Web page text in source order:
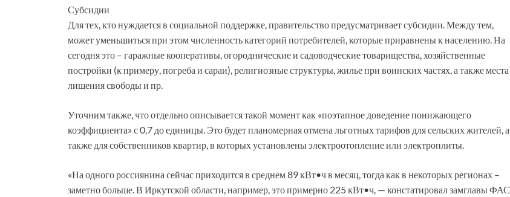
Субсидии
Для тех, кто нуждается в социальной поддержке, правительство предусматривает субсидии. Между тем,
может уменьшиться при этом численность категорий потребителей, которые приравнены к населению. На
сегодня это – гаражные кооперативы, огороднические и садоводческие товарищества, хозяйственные
постройки (к примеру, погреба и сараи), религиозные структуры, жилье при воинских частях, а также места
лишения свободы и пр.
Уточним также, что отдельно описывается такой момент как «поэтапное доведение понижающего
коэффициента» с 0,7 до единицы. Это будет планомерная отмена льготных тарифов для сельских жителей, а
также для собственников квартир, в которых установлены электроотопление или электроплиты.
«На одного россиянина сейчас приходится в среднем 89 кВт•ч в месяц, тогда как в некоторых регионах –
заметно больше. В Иркутской области, например, это примерно 225 кВт•ч, — констатировал замглавы ФАС